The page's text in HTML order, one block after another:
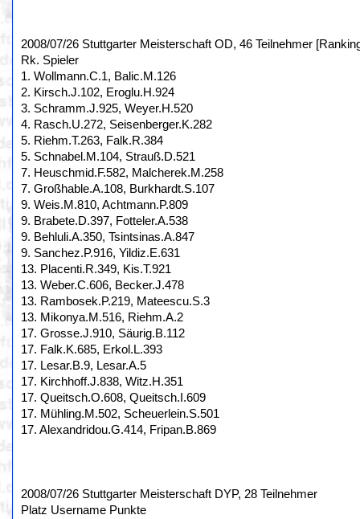
2008/07/26 Stuttgarter Meisterschaft OD, 46 Teilnehmer
Rk. Spieler
1. Wollmann.C.1, Balic.M.126
2. Kirsch.J.102, Eroglu.H.924
3. Schramm.J.925, Weyer.H.520
4. Rasch.U.272, Seisenberger.K.282
5. Riehm.T.263, Falk.R.384
5. Schnabel.M.104, Strauß.D.521
7. Heuschmid.F.582, Malcherek.M.258
7. Großhable.A.108, Burkhardt.S.107
9. Weis.M.810, Achtmann.P.809
9. Brabete.D.397, Fotteler.A.538
9. Behluli.A.350, Tsintsinas.A.847
9. Sanchez.P.916, Yildiz.E.631
13. Placenti.R.349, Kis.T.921
13. Weber.C.606, Becker.J.478
13. Rambosek.P.219, Mateescu.S.3
13. Mikonya.M.516, Riehm.A.2
17. Grosse.J.910, Säurig.B.112
17. Falk.K.685, Erkol.L.393
17. Lesar.B.9, Lesar.A.5
17. Kirchhoff.J.838, Witz.H.351
17. Queitsch.O.608, Queitsch.I.609
17. Mühling.M.502, Scheuerlein.S.501
17. Alexandridou.G.414, Fripan.B.869
2008/07/26 Stuttgarter Meisterschaft DYP, 28 Teilnehmer
Platz Username Punkte